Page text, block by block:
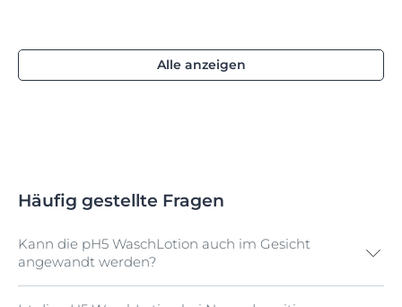
Alle anzeigen
Häufig gestellte Fragen
Kann die pH5 WaschLotion auch im Gesicht
angewandt werden?